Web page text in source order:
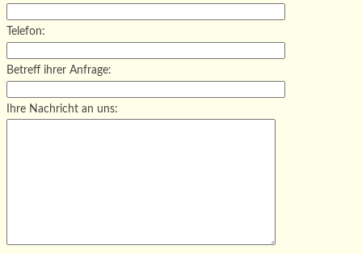
Telefon:
Betreff ihrer Anfrage:
Ihre Nachricht an uns: